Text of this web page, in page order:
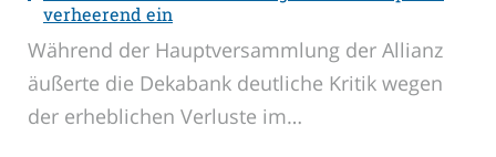
verheerend ein
Während der Hauptversammlung der Allianz
äußerte die Dekabank deutliche Kritik wegen
der erheblichen Verluste im…